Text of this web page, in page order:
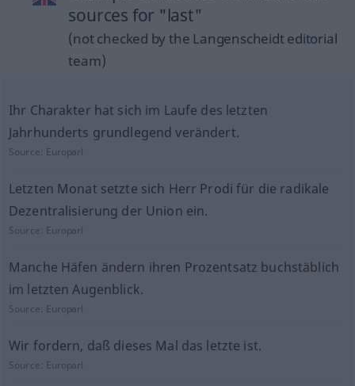
sources for "last"
(not checked by the Langenscheidt editorial
team)
Ihr Charakter hat sich im Laufe des letzten
Jahrhunderts grundlegend verändert.
Source: Europarl
Letzten Monat setzte sich Herr Prodi für die radikale
Dezentralisierung der Union ein.
Source: Europarl
Manche Häfen ändern ihren Prozentsatz buchstäblich
im letzten Augenblick.
Source: Europarl
Wir fordern, daß dieses Mal das letzte ist.
Source: Europarl